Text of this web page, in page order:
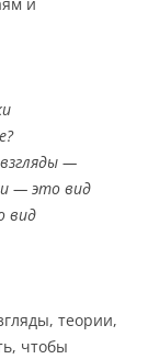
и
—
— это вид
вид
теории,
чтобы